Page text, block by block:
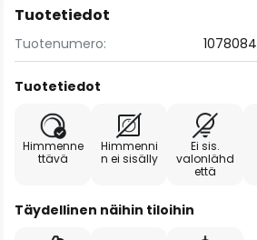
Tuotetiedot
Tuotenumero: 1078084
Tuotetiedot
Himmenne
ttävä
Himmenni
n ei sisälly
Ei sis.
valonlähd
että
Täydellinen näihin tiloihin